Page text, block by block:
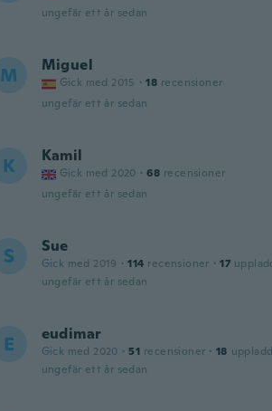
ungefär ett år sedan
M Miguel
Gick med 2015 · 18 recensioner
ungefär ett år sedan
K Kamil
Gick med 2020 · 68 recensioner
ungefär ett år sedan
S Sue
Gick med 2019 · 114 recensioner · 17
ungefär ett år sedan
E eudimar
Gick med 2020 · 51 recensioner · 18
ungefär ett år sedan